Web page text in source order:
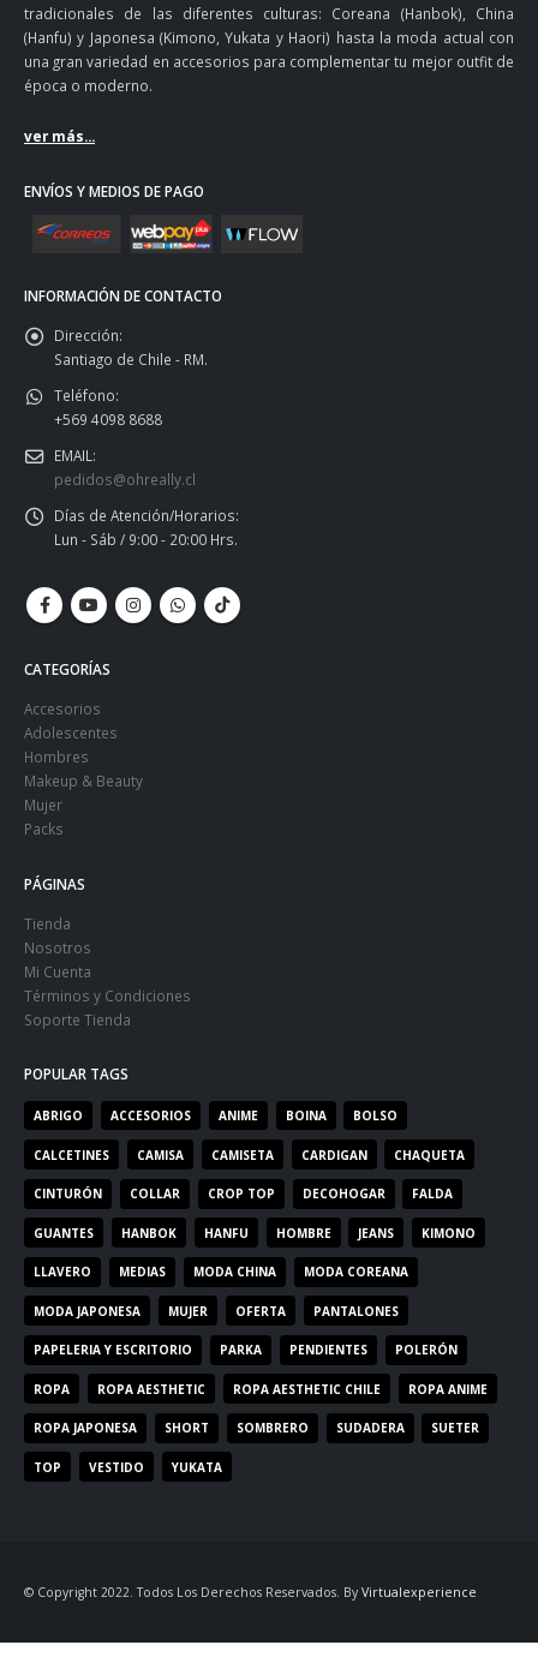
tradicionales de las diferentes culturas: Coreana (Hanbok), China
(Hanfu) y Japonesa (Kimono, Yukata y Haori) hasta la moda actual con
una gran variedad en accesorios para complementar tu mejor outfit de
época o moderno.
ver más...
ENVÍOS Y MEDIOS DE PAGO
INFORMACIÓN DE CONTACTO
Dirección:
Santiago de Chile - RM.
Teléfono:
+569 4098 8688
EMAIL:
pedidos@ohreally.cl
Días de Atención/Horarios:
Lun - Sáb / 9:00 - 20:00 Hrs.
CATEGORÍAS
Accesorios
Adolescentes
Hombres
Makeup & Beauty
Mujer
Packs
PÁGINAS
Tienda
Nosotros
Mi Cuenta
Términos y Condiciones
Soporte Tienda
POPULAR TAGS
ABRIGO ACCESORIOS ANIME BOINA BOLSO
CALCETINES CAMISA CAMISETA CARDIGAN CHAQUETA
CINTURÓN COLLAR CROP TOP DECOHOGAR FALDA
GUANTES HANBOK HANFU HOMBRE JEANS KIMONO
LLAVERO MEDIAS MODA CHINA MODA COREANA
MODA JAPONESA MUJER OFERTA PANTALONES
PAPELERIA Y ESCRITORIO PARKA PENDIENTES POLERÓN
ROPA ROPA AESTHETIC ROPA AESTHETIC CHILE ROPA ANIME
ROPA JAPONESA SHORT SOMBRERO SUDADERA SUETER
TOP VESTIDO YUKATA
© Copyright 2022. Todos Los Derechos Reservados. By Virtualexperience